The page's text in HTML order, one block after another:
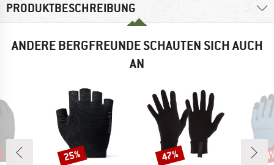
PRODUKTBESCHREIBUNG
ANDERE BERGFREUNDE SCHAUTEN SICH AUCH
AN
Rabatt
25% Rabatt
47%